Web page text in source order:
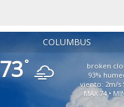
COLUMBUS
73°
broken
93%
viento: 2m/s
MAX 74 •